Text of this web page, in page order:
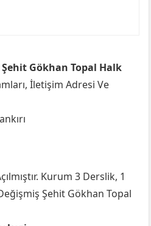
Şehit Gökhan Topal Halk
İletişim Adresi Ve
Kurum 3 Derslik, 1
Şehit Gökhan Topal